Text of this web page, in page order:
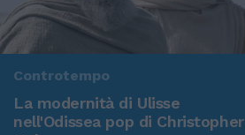
Controtempo
La modernità di Ulisse
nell'Odissea pop di Christopher